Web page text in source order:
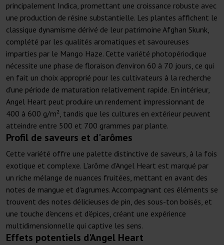
principalement Indica, promettant une croissance robuste avec
une production de résine substantielle. Les plantes affichent le
classique dynamisme dérivé de leur patrimoine Afghan Skunk,
complété par les qualités aromatiques et savoureuses
imparties par le Mango Haze. Cette variété photopériodique
nécessite une phase de floraison d'environ 60 à 70 jours, ce qui
en fait un choix approprié pour les cultivateurs à la recherche
d'une période de maturation relativement rapide. En intérieur,
Angel Heart peut produire un rendement impressionnant de
400 à 600 g/m², tandis que les cultures en extérieur peuvent
atteindre entre 500 et 700 grammes par plante.
Profil de saveurs et d'arômes
Cette variété offre une palette distinctive de saveurs, à la fois
exotique et complexe. L'arôme d'Angel Heart est marqué par
un riche mélange de nuances fruitées, mettant en avant des
notes de mangue et d'agrumes. Accompagnant ces éléments se
trouvent des notes délicieuses de pin, des sous-ton boisés, et
une touche d'encens et d'épices, créant une expérience
multidimensionnelle qui captive les sens.
Effets potentiels d'Angel Heart